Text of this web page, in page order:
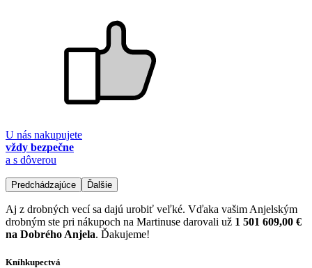
U nás nakupujete
vždy bezpečne
a s dôverou
Predchádzajúce Ďalšie
Aj z drobných vecí sa dajú urobiť veľké. Vďaka vašim Anjelským
drobným ste pri nákupoch na Martinuse darovali už 1 501 609,00 €
na Dobrého Anjela. Ďakujeme!
Kníhkupectvá